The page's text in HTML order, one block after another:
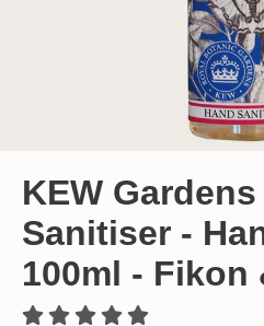
KEW
Sanitiser -
100ml - Fikon